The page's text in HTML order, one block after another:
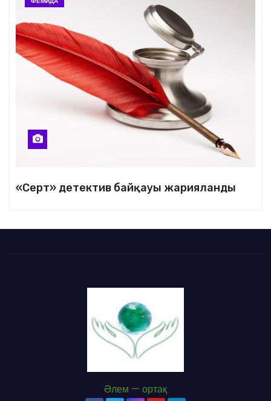
«Серт» детектив байқауы жарияланды
Әлем — ортақ